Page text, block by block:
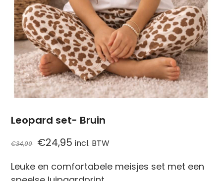
Leopard set- Bruin
€34,99
Oorspronkelijke
was:
€24,95 Huidige
is:
incl. BTW
Leuke en comfortabele meisjes set met een